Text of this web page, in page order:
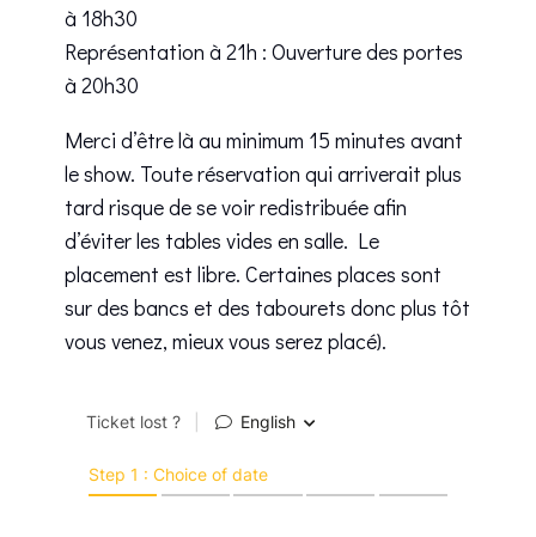
à 18h30
Représentation à 21h : Ouverture des portes
à 20h30
Merci d’être là au minimum 15 minutes avant
le show. Toute réservation qui arriverait plus
tard risque de se voir redistribuée afin
d’éviter les tables vides en salle. Le
placement est libre. Certaines places sont
sur des bancs et des tabourets donc plus tôt
vous venez, mieux vous serez placé).